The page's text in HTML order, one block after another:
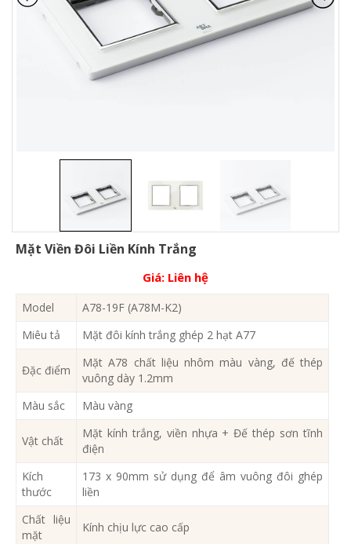
Mặt Viền Đôi Liền Kính Trắng
Giá: Liên hệ
Model
A78-19F (A78M-K2)
Miêu tả
Mặt đôi kính trắng ghép 2 hạt A77
Đặc điểm
Mặt A78 chất liệu nhôm màu vàng, đế thép
vuông dày 1.2mm
Màu sắc
Màu vàng
Vật chất
Mặt kính trắng, viền nhựa + Đế thép sơn tĩnh
điện
Kích
thước
173 x 90mm sử dụng để âm vuông đôi ghép
liền
Chất liệu
mặt
Kính chịu lực cao cấp